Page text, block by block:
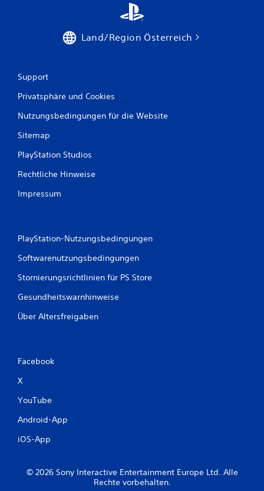
Land/Region Österreich
Support
Privatsphäre und Cookies
Nutzungsbedingungen für die Website
Sitemap
PlayStation Studios
Rechtliche Hinweise
Impressum
PlayStation-Nutzungsbedingungen
Softwarenutzungsbedingungen
Stornierungsrichtlinien für PS Store
Gesundheitswarnhinweise
Über Altersfreigaben
Facebook
X
YouTube
Android-App
iOS-App
© 2026 Sony Interactive Entertainment Europe Ltd. Alle
Rechte vorbehalten.